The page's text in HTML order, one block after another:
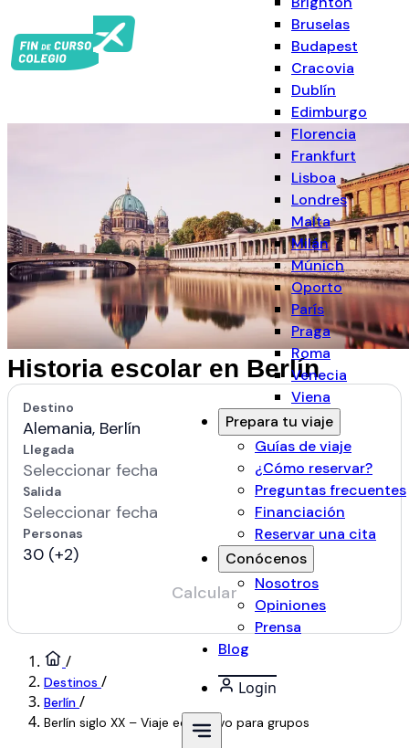
Bruselas
Budapest
Cracovia
Dublín
Edimburgo
Florencia
Frankfurt
Lisboa
Londres
Malta
Milán
Múnich
Oporto
París
Praga
Roma
Venecia
Viena
Prepara tu viaje
Guías de viaje
¿Cómo reservar?
Preguntas frecuentes
Financiación
Reservar una cita
Conócenos
Nosotros
Opiniones
Prensa
Blog
Login
Historia escolar en Berlín
/
Destinos /
Berlín /
Berlín siglo XX – Viaje educativo para grupos